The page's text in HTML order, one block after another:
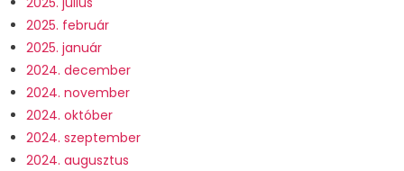
2025. február
2025. január
2024. december
2024. november
2024. október
2024. szeptember
2024. augusztus